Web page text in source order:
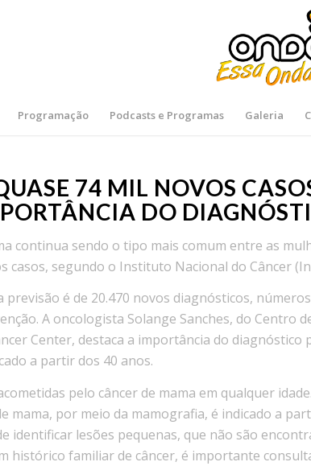
Programação Podcasts e Programas Galeria
74 MIL NOVOS
DO
continua sendo o tipo mais comum entre as
casos, segundo o Instituto Nacional do Câncer
previsão é de 20.470 novos diagnósticos,
A oncologista Solange Sanches, do Centro
Center, destaca a importância do
a partir dos 40 anos.
pelo câncer de mama em qualquer
mama, por meio da mamografia, é indicado a
identificar lesões pequenas, que não são
histórico familiar de câncer, é importante